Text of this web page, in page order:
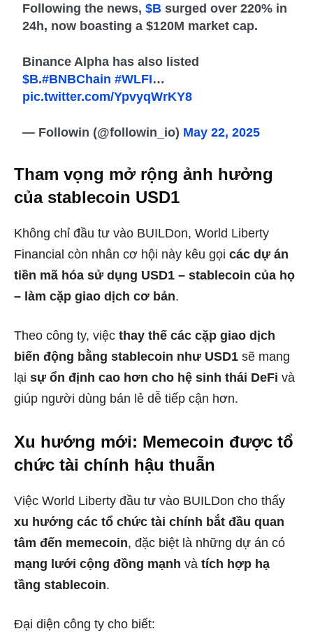
Following the news,$B surged over 220% in
24h, now boasting a $120M market cap.
Binance Alpha has also listed
$B.#BNBChain #WLFI…
pic.twitter.com/YpvyqWrKY8
— Followin (@followin_io) May 22, 2025
Tham vọng mở rộng ảnh hưởng
của stablecoin USD1
Không chỉ đầu tư vào BUILDon, World Liberty
Financial còn nhân cơ hội này kêu gọi các dự án
tiền mã hóa sử dụng USD1 – stablecoin của họ
– làm cặp giao dịch cơ bản.
Theo công ty, việc thay thế các cặp giao dịch
biến động bằng stablecoin như USD1 sẽ mang
lại sự ổn định cao hơn cho hệ sinh thái DeFi và
giúp người dùng bán lẻ dễ tiếp cận hơn.
Xu hướng mới: Memecoin được tổ
chức tài chính hậu thuẫn
Việc World Liberty đầu tư vào BUILDon cho thấy
xu hướng các tổ chức tài chính bắt đầu quan
tâm đến memecoin, đặc biệt là những dự án có
mạng lưới cộng đồng mạnh và tích hợp hạ
tầng stablecoin.
Đại diện công ty cho biết: